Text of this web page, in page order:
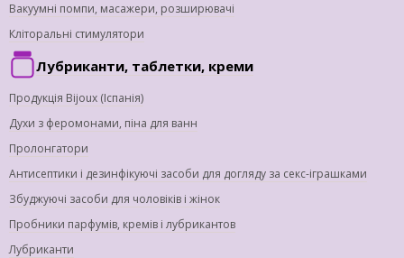
Вакуумні помпи, масажери, розширювачі
Кліторальні стимулятори
Лубриканти, таблетки, креми
Продукція Bijoux (Іспанія)
Духи з феромонами, піна для ванн
Пролонгатори
Антисептики і дезинфікуючі засоби для догляду за секс-іграшками
Збуджуючі засоби для чоловіків і жінок
Пробники парфумів, кремів і лубрикантов
Лубриканти